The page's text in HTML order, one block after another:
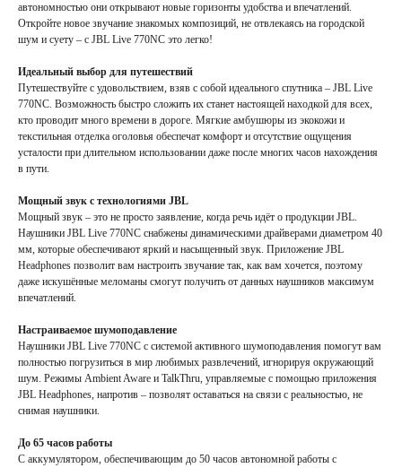
автономностью они открывают новые горизонты удобства и впечатлений.
Откройте новое звучание знакомых композиций, не отвлекаясь на городской
шум и суету – с JBL Live 770NC это легко!
Идеальный выбор для путешествий
Путешествуйте с удовольствием, взяв с собой идеального спутника – JBL Live
770NC. Возможность быстро сложить их станет настоящей находкой для всех,
кто проводит много времени в дороге. Мягкие амбушюры из экокожи и
текстильная отделка оголовья обеспечат комфорт и отсутствие ощущения
усталости при длительном использовании даже после многих часов нахождения
в пути.
Мощный звук с технологиями JBL
Мощный звук – это не просто заявление, когда речь идёт о продукции JBL.
Наушники JBL Live 770NC снабжены динамическими драйверами диаметром 40
мм, которые обеспечивают яркий и насыщенный звук. Приложение JBL
Headphones позволит вам настроить звучание так, как вам хочется, поэтому
даже искушённые меломаны смогут получить от данных наушников максимум
впечатлений.
Настраиваемое шумоподавление
Наушники JBL Live 770NC с системой активного шумоподавления помогут вам
полностью погрузиться в мир любимых развлечений, игнорируя окружающий
шум. Режимы Ambient Aware и TalkThru, управляемые с помощью приложения
JBL Headphones, напротив – позволят оставаться на связи с реальностью, не
снимая наушники.
До 65 часов работы
С аккумулятором, обеспечивающим до 50 часов автономной работы с